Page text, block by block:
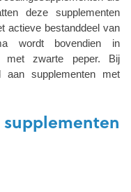
deze supplementen
actieve bestanddeel van
wordt bovendien in
met zwarte peper. Bij
supplementen met